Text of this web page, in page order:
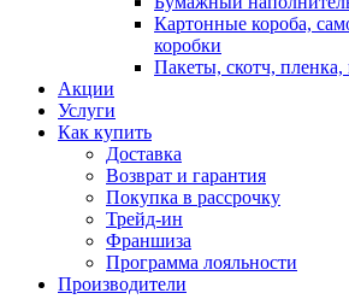
Картонные короба,
коробки
Пакеты, скотч,
Акции
Услуги
Как купить
Доставка
Возврат и гарантия
Покупка в рассрочку
Трейд-ин
Франшиза
Программа лояльности
Производители